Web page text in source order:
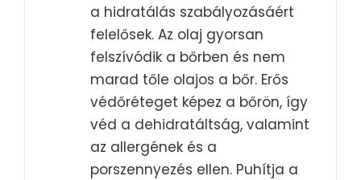
a hidratálás szabályozásáért
felelősek. Az olaj gyorsan
felszívódik a bőrben és nem
marad tőle olajos a bőr. Erős
védőréteget képez a bőrön, így
véd a dehidratáltság, valamint
az allergének és a
porszennyezés ellen. Puhítja a